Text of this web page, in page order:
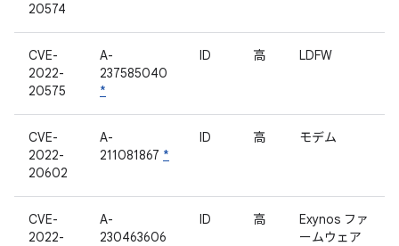
20574
CVE-
2022-
20575
A-
237585040
*
ID 高 LDFW
CVE-
2022-
20602
A-
211081867 *
ID 高 モデム
CVE-
2022-
A-
230463606
ID 高
Exynos ファ
ームウェア